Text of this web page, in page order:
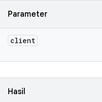
Parameter
client
Hasil